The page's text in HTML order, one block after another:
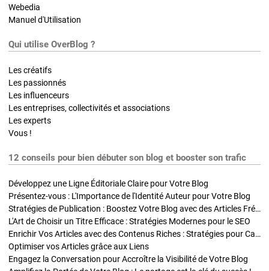
Webedia
Manuel d'Utilisation
Qui utilise OverBlog ?
Les créatifs
Les passionnés
Les influenceurs
Les entreprises, collectivités et associations
Les experts
Vous !
12 conseils pour bien débuter son blog et booster son trafic
Développez une Ligne Éditoriale Claire pour Votre Blog
Présentez-vous : L'Importance de l'Identité Auteur pour Votre Blog
Stratégies de Publication : Boostez Votre Blog avec des Articles Fréquents et Exclusifs
L'Art de Choisir un Titre Efficace : Stratégies Modernes pour le SEO
Enrichir Vos Articles avec des Contenus Riches : Stratégies pour Captiver et Optimiser
Optimiser vos Articles grâce aux Liens
Engagez la Conversation pour Accroître la Visibilité de Votre Blog